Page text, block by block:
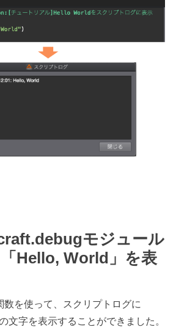
モジュール
Hello, World」を表
数を使って、スクリプトログに
文字を表示することができました。